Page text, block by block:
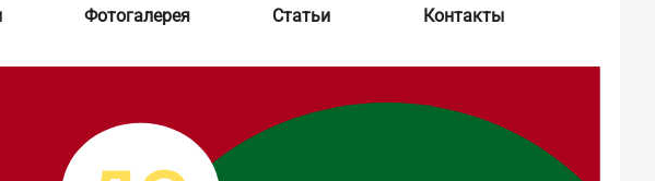
Фотогалерея Статьи Контакты